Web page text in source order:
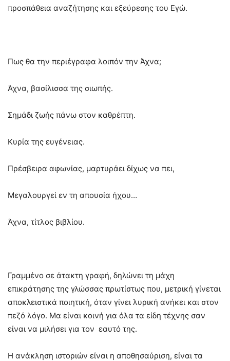
προσπάθεια αναζήτησης και εξεύρεσης του Εγώ.
Πως θα την περιέγραφα λοιπόν την Άχνα;
Άχνα, βασίλισσα της σιωπής.
Σημάδι ζωής πάνω στον καθρέπτη.
Κυρία της ευγένειας.
Πρέσβειρα αφωνίας, μαρτυράει δίχως να πει,
Μεγαλουργεί εν τη απουσία ήχου…
Άχνα, τίτλος βιβλίου.
Γραμμένο σε άτακτη γραφή, δηλώνει τη μάχη
επικράτησης της γλώσσας πρωτίστως που, μετρική γίνεται
αποκλειστικά ποιητική, όταν γίνει λυρική ανήκει και στον
πεζό λόγο. Μα είναι κοινή για όλα τα είδη τέχνης σαν
είναι να μιλήσει για τον εαυτό της.
Η ανάκληση ιστοριών είναι η αποθησαύριση, είναι τα